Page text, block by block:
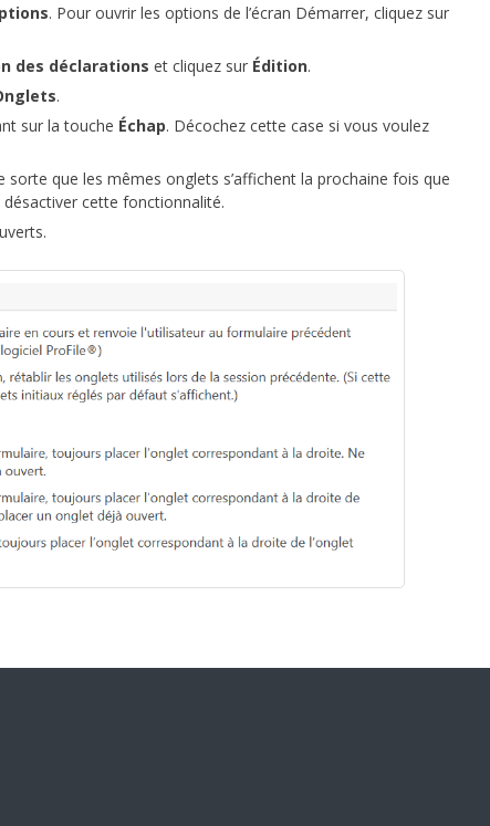
. Pour ouvrir les options de l’écran Démarrer, cliquez sur
des déclarations et cliquez sur Édition.
.
sur la touche Échap. Décochez cette case si vous voulez
que les mêmes onglets s’affichent la prochaine fois que
cette fonctionnalité.